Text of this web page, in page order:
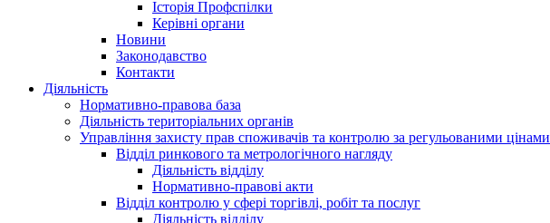
Історія Профспілки
Керівні органи
Новини
Законодавство
Контакти
Діяльність
Нормативно-правова база
Діяльність територіальних органів
Управління захисту прав споживачів та контролю за регульованими цінами
Відділ ринкового та метрологічного нагляду
Діяльність відділу
Нормативно-правові акти
Відділ контролю у сфері торгівлі, робіт та послуг
Діяльність відділу